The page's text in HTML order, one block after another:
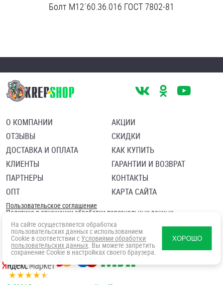
Болт M12´60.36.016 ГОСТ 7802-81
О КОМПАНИИ
ОТЗЫВЫ
ДОСТАВКА И ОПЛАТА
КЛИЕНТЫ
ПАРТНЕРЫ
ОПТ
АКЦИИ
СКИДКИ
КАК КУПИТЬ
ГАРАНТИИ И ВОЗВРАТ
КОНТАКТЫ
КАРТА САЙТА
Пользовательское соглашение
Политика в отношении обработки персональных данных
Согласие посетителя сайта на обработку персональных данны
На сайте осуществляется обработка
пользовательских данных с использованием
Cookie в соответствии с Условиями обработки
пользовательских данных. Вы можете запретить
сохранение Cookie в настройках своего браузера.
ХОРОШО